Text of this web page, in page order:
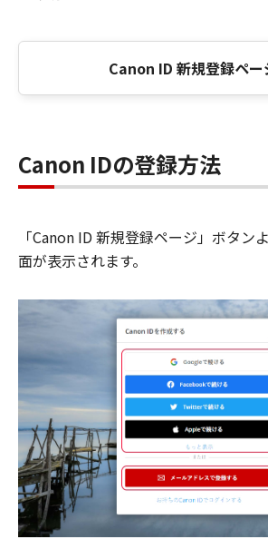
Canon ID 新規登録ペー
Canon IDの登録方法
「Canon ID 新規登録ページ」ボタン
面が表示されます。